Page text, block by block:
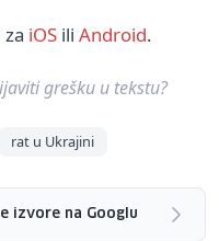
iOS ili Android.
grešku u tekstu?
rat u Ukrajini
izvore na Googlu